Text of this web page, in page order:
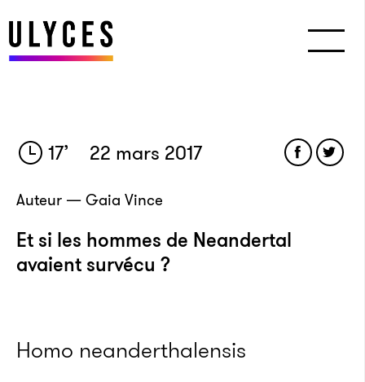
17’ 22 mars 2017
Auteur — Gaia Vince
Et si les hommes de Neandertal
avaient survécu ?
Homo neanderthalensis